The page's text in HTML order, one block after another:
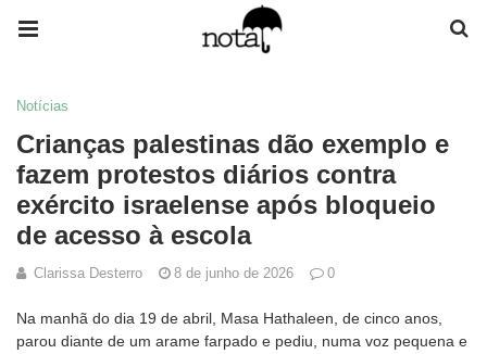
Notícias
Crianças palestinas dão exemplo e
fazem protestos diários contra
exército israelense após bloqueio
de acesso à escola
Clarissa Desterro 8 de junho de 2026 0
Na manhã do dia 19 de abril, Masa Hathaleen, de cinco anos,
parou diante de um arame farpado e pediu, numa voz pequena e